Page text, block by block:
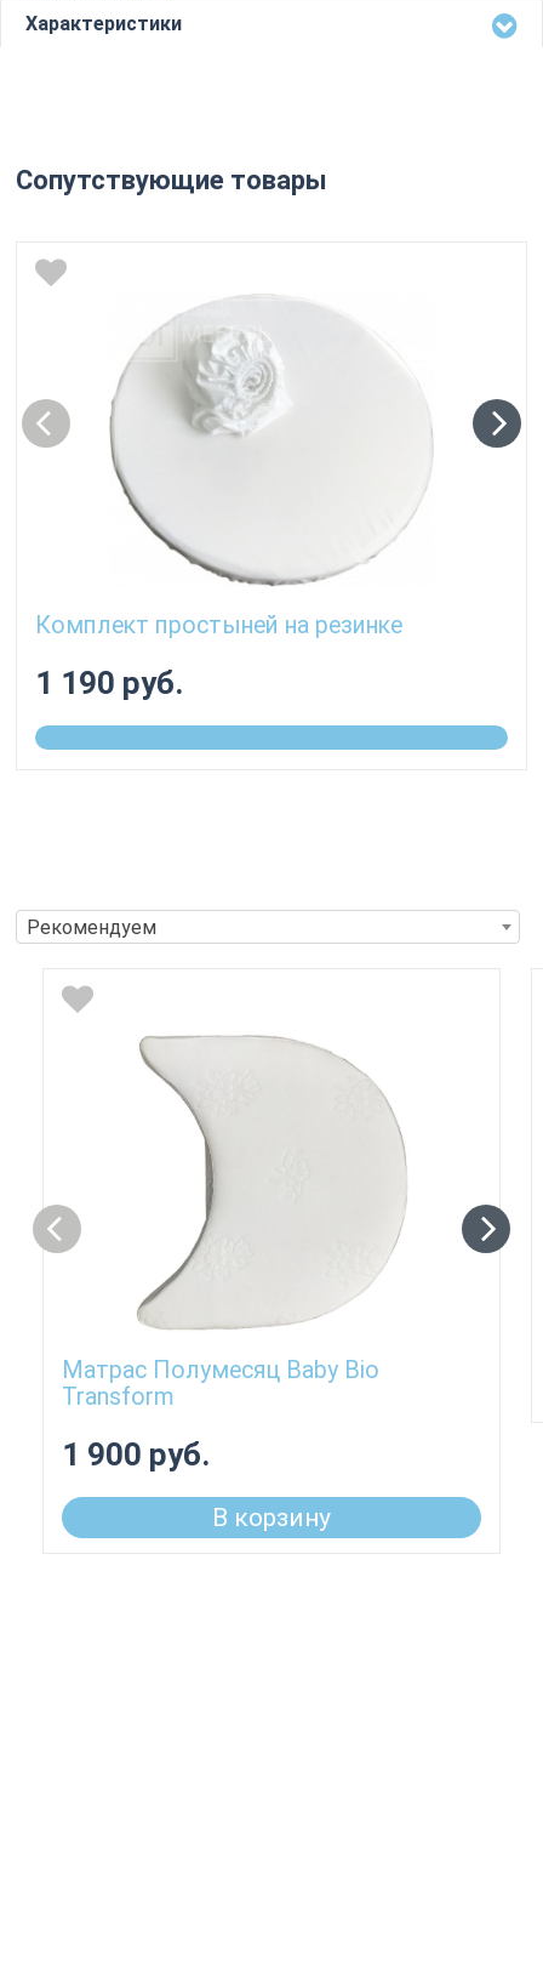
Характеристики
Сопутствующие товары
Комплект простыней на резинке
1 190 руб.
Рекомендуем
Матрас Полумесяц Baby Bio
Transform
1 900 руб.
В корзину